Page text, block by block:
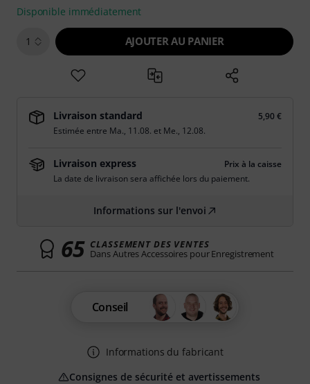
Disponible immédiatement
1 AJOUTER AU PANIER
Livraison standard
5,90 €
Estimée entre Ma., 11.08. et Me., 12.08.
Livraison express
Prix à la caisse
La date de livraison sera affichée lors du paiement.
Informations sur l'envoi
65 CLASSEMENT DES VENTES
Dans Autres Accessoires pour Enregistrement
Conseil
Informations du fabricant
Consignes de sécurité et avertissements